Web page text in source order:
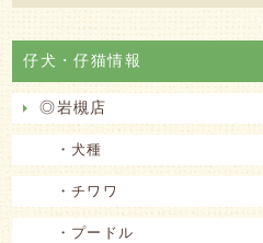
仔犬・仔猫情報
◎岩槻店
・犬種
・チワワ
・プードル